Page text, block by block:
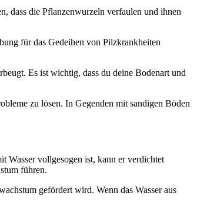
dass die Pflanzenwurzeln verfaulen und ihnen
für das Gedeihen von Pilzkrankheiten
Es ist wichtig, dass du deine Bodenart und
zu lösen. In Gegenden mit sandigen Böden
Wasser vollgesogen ist, kann er verdichtet
führen.
gefördert wird. Wenn das Wasser aus